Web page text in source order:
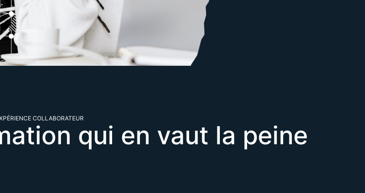
COLLABORATEUR
qui en vaut la peine